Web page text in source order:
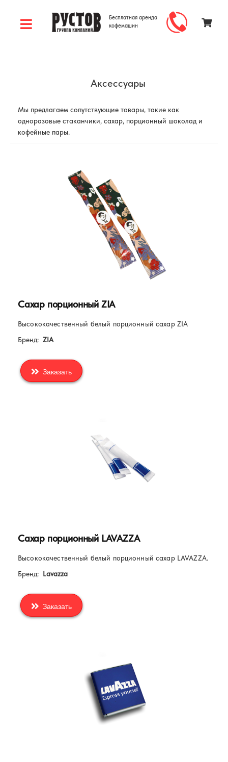
Бесплатная аренда
кофемашин
Аксессуары
Мы предлагаем сопутствующие товары, такие как
одноразовые стаканчики, сахар, порционный шоколад и
кофейные пары.
Сахар порционный ZIA
Высококачественный белый порционный сахар ZIA
Бренд: ZIA
Заказать
Сахар порционный LAVAZZA
Высококачественный белый порционный сахар LAVAZZA.
Бренд: Lavazza
Заказать